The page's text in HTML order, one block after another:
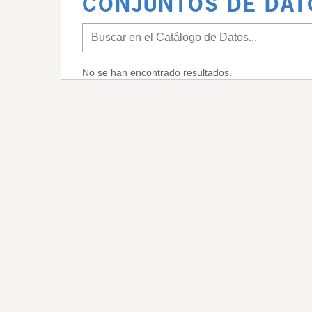
CONJUNTOS DE
No se han encontrado resultados.